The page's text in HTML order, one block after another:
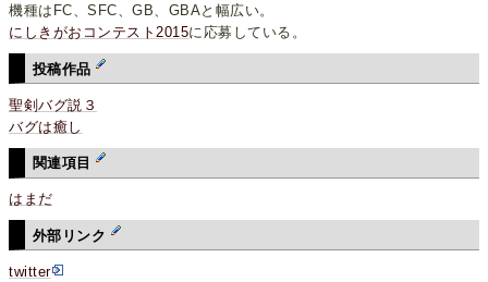
機種はFC、SFC、GB、GBAと幅広い。
にしきがおコンテスト2015に応募している。
投稿作品
聖剣バグ説３
バグは癒し
関連項目
はまだ
外部リンク
twitter